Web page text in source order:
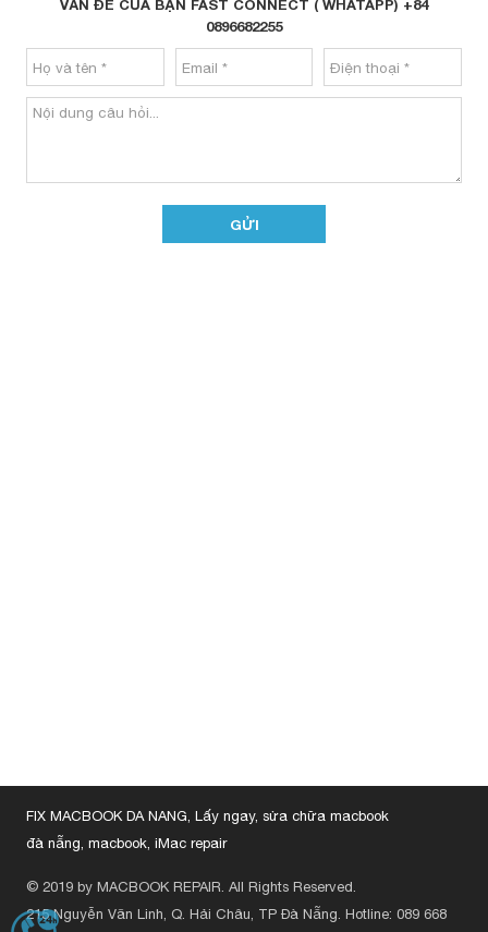
HOTLINE
VẤN ĐỀ CỦA BẠN FAST CONNECT ( WHATAPP) +84
0896682255
FIX MACBOOK DA NANG, Lấy ngay, sửa chữa macbook
đà nẵng, macbook, iMac repair
© 2019 by MACBOOK REPAIR. All Rights Reserved.
215 Nguyễn Văn Linh, Q. Hải Châu, TP Đà Nẵng. Hotline: 089 668